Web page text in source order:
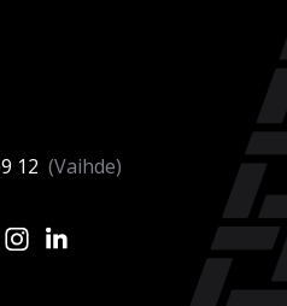
12 (Vaihde)